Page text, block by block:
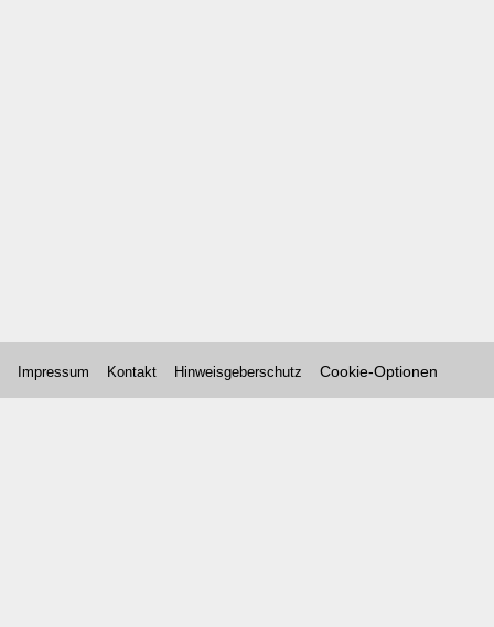
Impressum Kontakt Hinweisgeberschutz Cookie-Optionen